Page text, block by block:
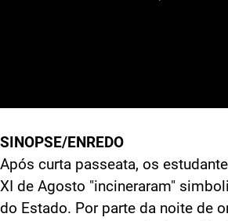
SINOPSE/ENREDO
Após curta passeata, os
XI de Agosto "incineraram"
do Estado. Por parte da noite de